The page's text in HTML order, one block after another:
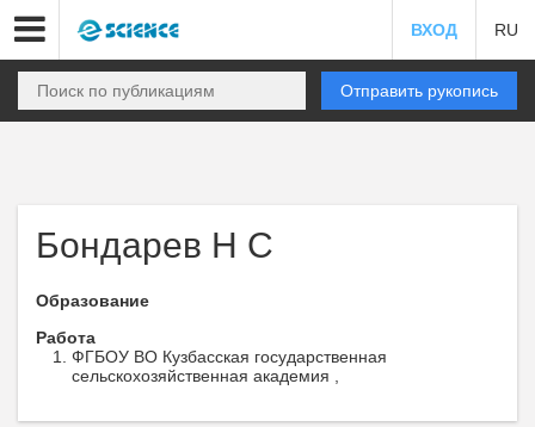
ВХОД RU
Отправить рукопись
Бондарев Н С
Образование
Работа
ФГБОУ ВО Кузбасская государственная
сельскохозяйственная академия ,